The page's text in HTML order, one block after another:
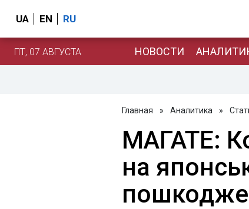
UA EN RU
ПТ, 07 АВГУСТА НОВОСТИ
Главная » Аналитика »
МАГАТЕ:
на